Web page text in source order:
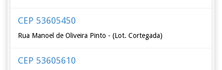
CEP 53605450
Rua Manoel de Oliveira Pinto - (Lot. Cortegada)
CEP 53605610